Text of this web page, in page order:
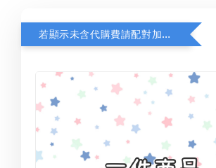
若顯示未含代購費請配對加購(未加購視同無效訂單)